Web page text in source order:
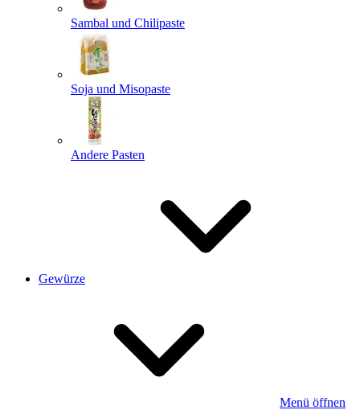
Sambal und Chilipaste
Soja und Misopaste
Andere Pasten
Gewürze
Menü öffnen